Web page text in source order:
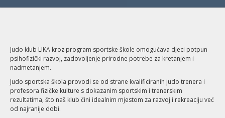
Judo klub LIKA kroz program sportske škole omogućava djeci potpun
psihofizički razvoj, zadovoljenje prirodne potrebe za kretanjem i
nadmetanjem.
Judo sportska škola provodi se od strane kvalificiranih judo trenera i
profesora fizičke kulture s dokazanim sportskim i trenerskim
rezultatima, što naš klub čini idealnim mjestom za razvoj i rekreaciju već
od najranije dobi.